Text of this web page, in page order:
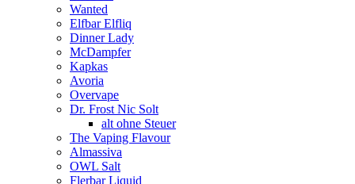
Wanted
Elfbar Elfliq
Dinner Lady
McDampfer
Kapkas
Avoria
Overvape
Dr. Frost Nic Solt
alt ohne Steuer
The Vaping Flavour
Almassiva
OWL Salt
Flerbar Liquid